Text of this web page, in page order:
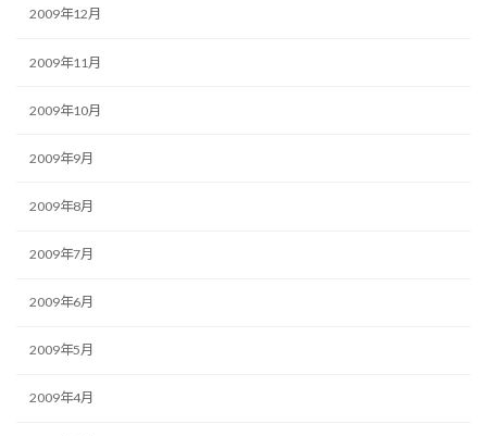
2009年12月
2009年11月
2009年10月
2009年9月
2009年8月
2009年7月
2009年6月
2009年5月
2009年4月